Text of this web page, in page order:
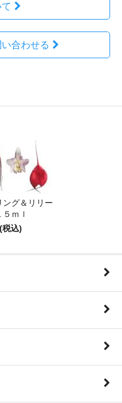
合わせる
ング＆リリー
ｍｌ
税込)